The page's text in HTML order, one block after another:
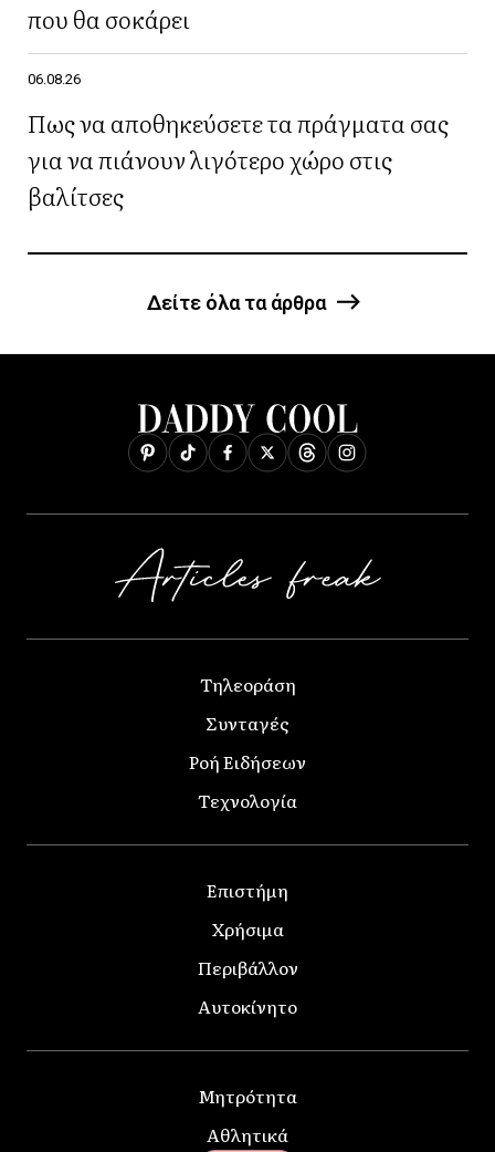
που θα σοκάρει
06.08.26
Πως να αποθηκεύσετε τα πράγματα σας
για να πιάνουν λιγότερο χώρο στις
βαλίτσες
Δείτε όλα τα άρθρα
Τηλεοράση
Συνταγές
Ροή Ειδήσεων
Τεχνολογία
Επιστήμη
Χρήσιμα
Περιβάλλον
Αυτοκίνητο
Μητρότητα
Αθλητικά